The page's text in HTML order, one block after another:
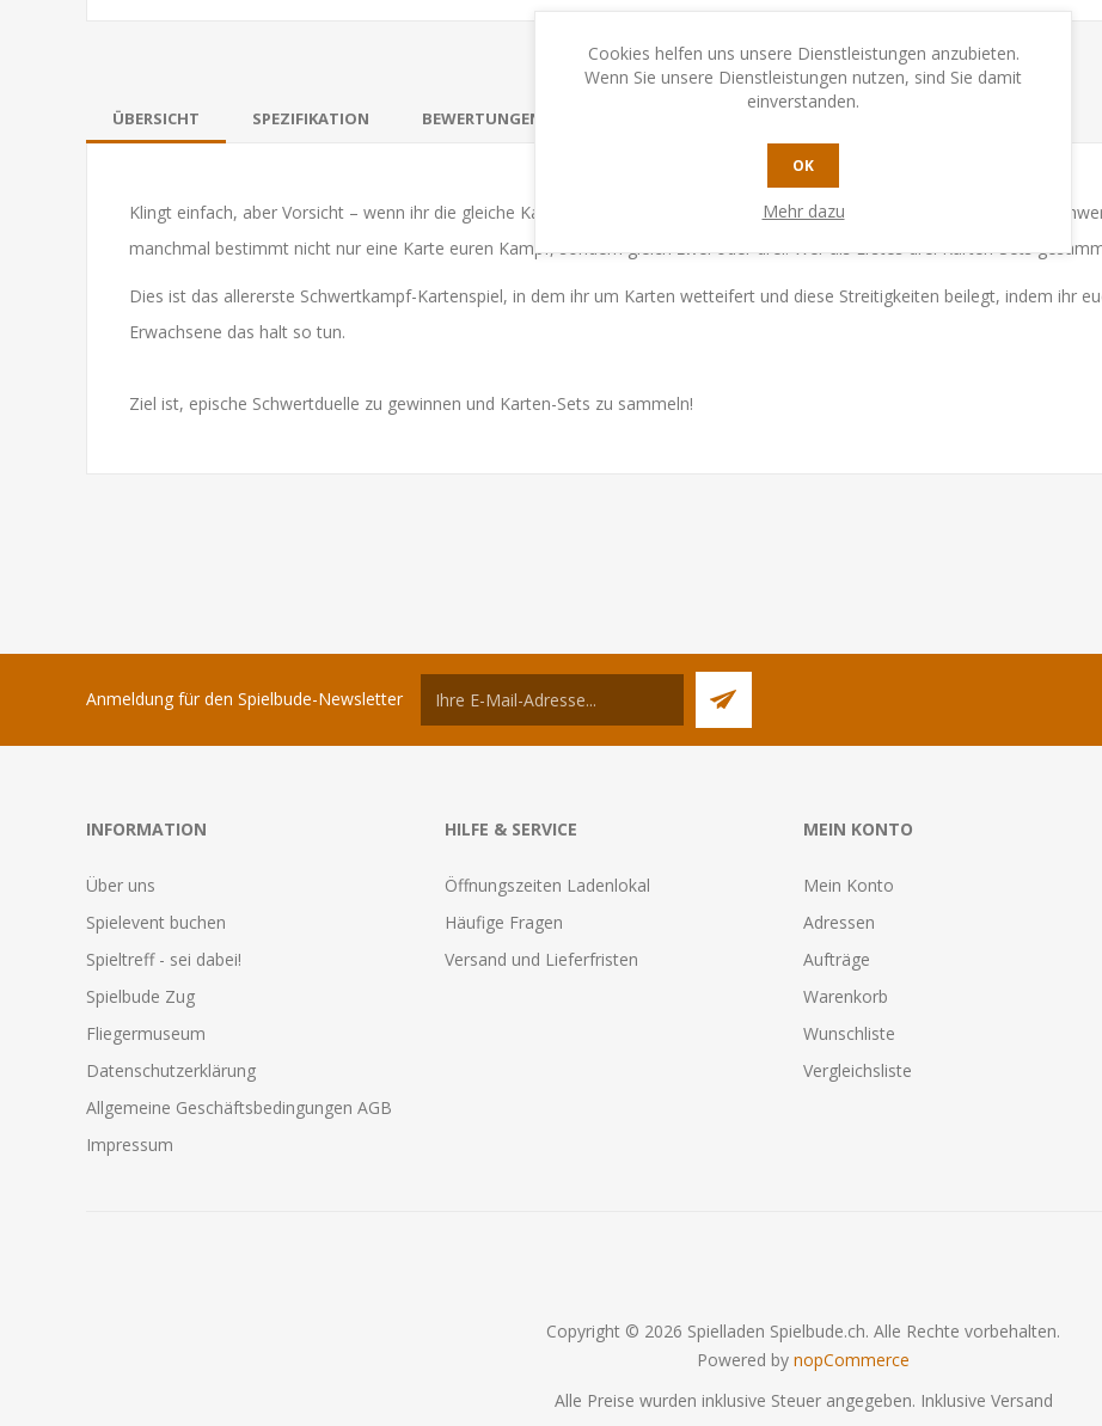
ÜBERSICHT SPEZIFIKATION BEWERTUNGEN
Klingt einfach, aber Vorsicht – wenn ihr die gleiche Karte wie eine andere Person wollt, müsst ihr darum kämpfen ... mit
manchmal bestimmt nicht nur eine Karte euren Kampf, sondern gleich zwei oder drei. Wer als Erstes drei Karten-Sets
Dies ist das allererste Schwertkampf-Kartenspiel, in dem ihr um Karten wetteifert und diese Streitigkeiten beilegt, indem ihr
Erwachsene das halt so tun.
Ziel ist, epische Schwertduelle zu gewinnen und Karten-Sets zu sammeln!
Anmeldung für den Spielbude-Newsletter
INFORMATION
Über uns
Spielevent buchen
Spieltreff - sei dabei!
Spielbude Zug
Fliegermuseum
Datenschutzerklärung
Allgemeine Geschäftsbedingungen AGB
Impressum
HILFE & SERVICE
Öffnungszeiten Ladenlokal
Häufige Fragen
Versand und Lieferfristen
MEIN KONTO
Mein Konto
Adressen
Aufträge
Warenkorb
Wunschliste
Vergleichsliste
Copyright © 2026 Spielladen Spielbude.ch. Alle Rechte vorbehalten.
Powered by nopCommerce
Alle Preise wurden inklusive Steuer angegeben. Inklusive Versand
Cookies helfen uns unsere Dienstleistungen anzubieten.
Wenn Sie unsere Dienstleistungen nutzen, sind Sie damit
einverstanden.
OK
Mehr dazu